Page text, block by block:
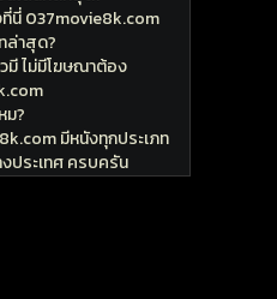
นี่ 037movie8k.com
ล่าสุด?
มี ไม่มีโฆษณาต้อง
ม?
มีหนังทุกประเภท
ประเทศ ครบครัน